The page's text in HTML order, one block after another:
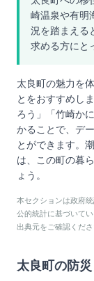
崎温泉や有明
況を踏まえる
求める方にと
太良町の魅力を
とをおすすめし
ろう」「竹崎か
かることで、デ
とができます。
は、この町の暮
ょう。
本セクションは政府
公的統計に基づいて
出典元をご確認くださ
太良町 の防